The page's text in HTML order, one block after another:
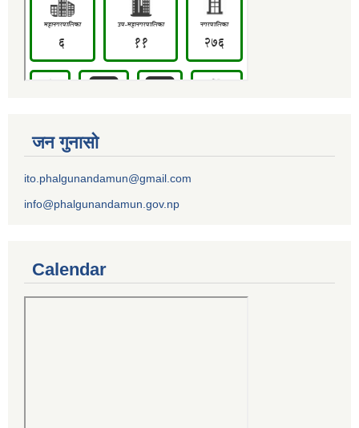
जन गुनासो
ito.phalgunandamun@gmail.com
info@phalgunandamun.gov.np
Calendar